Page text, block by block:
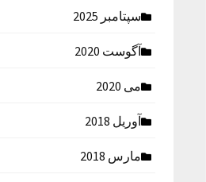
سپتامبر 2025
آگوست 2020
می 2020
آوریل 2018
مارس 2018